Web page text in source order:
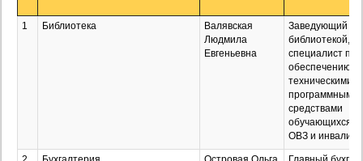
1 Библиотека
Валявская
Людмила
Евгеньевна
Заведующий
библиотекой,
специалист по
обеспечению
техническими и
программными
средствами
обучающихся с
ОВЗ и